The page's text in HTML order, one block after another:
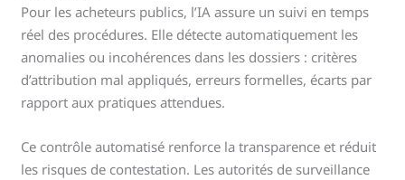
Pour les acheteurs publics, l’IA assure un suivi en temps
réel des procédures. Elle détecte automatiquement les
anomalies ou incohérences dans les dossiers : critères
d’attribution mal appliqués, erreurs formelles, écarts par
rapport aux pratiques attendues.
Ce contrôle automatisé renforce la transparence et réduit
les risques de contestation. Les autorités de surveillance